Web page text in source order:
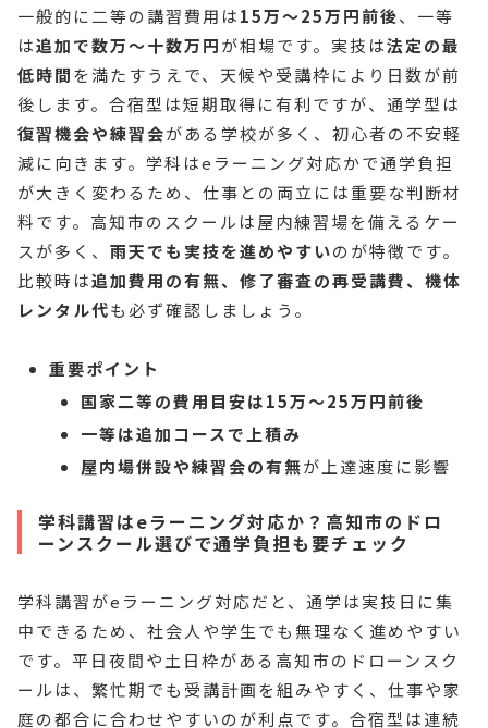
一般的に二等の講習費用は15万〜25万円前後、一等
は追加で数万〜十数万円が相場です。実技は法定の最
低時間を満たすうえで、天候や受講枠により日数が前
後します。合宿型は短期取得に有利ですが、通学型は
復習機会や練習会がある学校が多く、初心者の不安軽
減に向きます。学科はeラーニング対応かで通学負担
が大きく変わるため、仕事との両立には重要な判断材
料です。高知市のスクールは屋内練習場を備えるケー
スが多く、 雨天でも実技を進めやすいのが特徴です。
比較時は追加費用の有無、修了審査の再受講費、機体
レンタル代も必ず確認しましょう。
重要ポイント
国家二等の費用目安は15万〜25万円前後
一等は追加コースで上積み
屋内場併設や練習会の有無が上達速度に影響
学科講習はeラーニング対応か？高知市のドロ
ーンスクール選びで通学負担も要チェック
学科講習がeラーニング対応だと、通学は実技日に集
中できるため、社会人や学生でも無理なく進めやすい
です。平日夜間や土日枠がある高知市のドローンスク
ールは、繁忙期でも受講計画を組みやすく、仕事や家
庭の都合に合わせやすいのが利点です。合宿型は連続